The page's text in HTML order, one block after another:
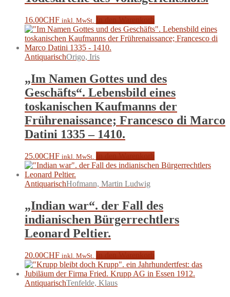
16.00CHF inkl. MwSt.
AntiquarischOrigo, Iris
„Im Namen Gottes und des
Geschäfts“. Lebensbild eines
toskanischen Kaufmanns der
Frührenaissance; Francesco di Marco
Datini 1335 – 1410.
25.00CHF inkl. MwSt.
AntiquarischHofmann, Martin Ludwig
„Indian war“. der Fall des
indianischen Bürgerrechtlers
Leonard Peltier.
20.00CHF inkl. MwSt.
AntiquarischTenfelde, Klaus